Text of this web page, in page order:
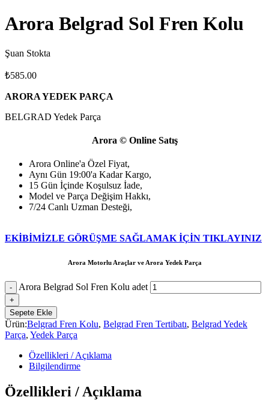
Arora Belgrad Sol Fren Kolu
Şuan Stokta
₺585.00
ARORA YEDEK PARÇA
BELGRAD Yedek Parça
Arora © Online Satış
Arora Online'a Özel Fiyat,
Aynı Gün 19:00'a Kadar Kargo,
15 Gün İçinde Koşulsuz İade,
Model ve Parça Değişim Hakkı,
7/24 Canlı Uzman Desteği,
EKİBİMİZLE GÖRÜŞME SAĞLAMAK İÇİN TIKLAYINIZ
Arora Motorlu Araçlar ve Arora Yedek Parça
Arora Belgrad Sol Fren Kolu adet
Sepete Ekle
Ürün:Belgrad Fren Kolu, Belgrad Fren Tertibatı, Belgrad Yedek
Parça, Yedek Parça
Özellikleri / Açıklama
Bilgilendirme
Özellikleri / Açıklama